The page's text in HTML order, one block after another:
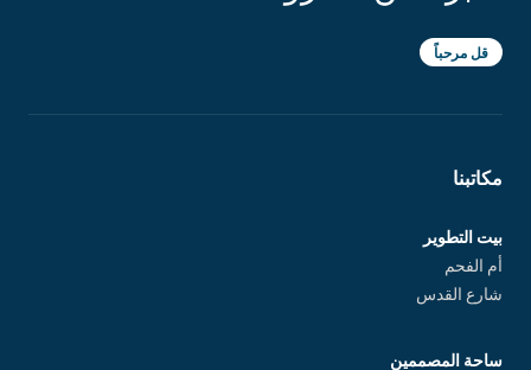
قل مرحباً
مكاتبنا
بيت التطوير
أم الفحم
شارع القدس
ساحة المصممين